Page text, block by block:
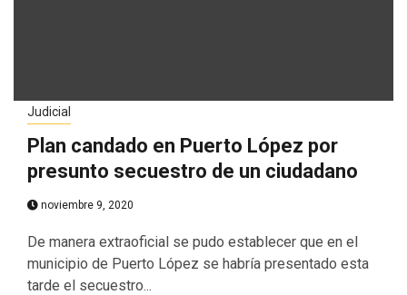
Judicial
Plan candado en Puerto López por
presunto secuestro de un ciudadano
noviembre 9, 2020
De manera extraoficial se pudo establecer que en el
municipio de Puerto López se habría presentado esta
tarde el secuestro...